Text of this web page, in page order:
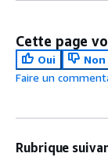
Cette page
Oui
Non
Faire un
Rubrique